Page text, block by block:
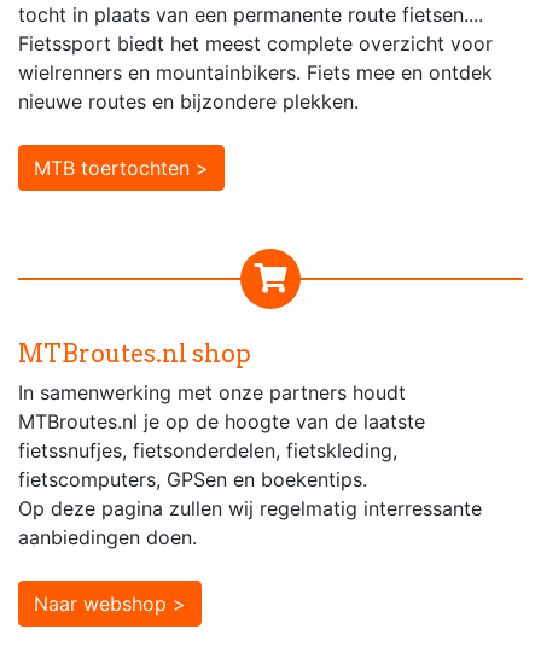
tocht in plaats van een permanente route fietsen....
Fietssport biedt het meest complete overzicht voor
wielrenners en mountainbikers. Fiets mee en ontdek
nieuwe routes en bijzondere plekken.
MTB toertochten >
MTBroutes.nl shop
In samenwerking met onze partners houdt
MTBroutes.nl je op de hoogte van de laatste
fietssnufjes, fietsonderdelen, fietskleding,
fietscomputers, GPSen en boekentips.
Op deze pagina zullen wij regelmatig interressante
aanbiedingen doen.
Naar webshop >